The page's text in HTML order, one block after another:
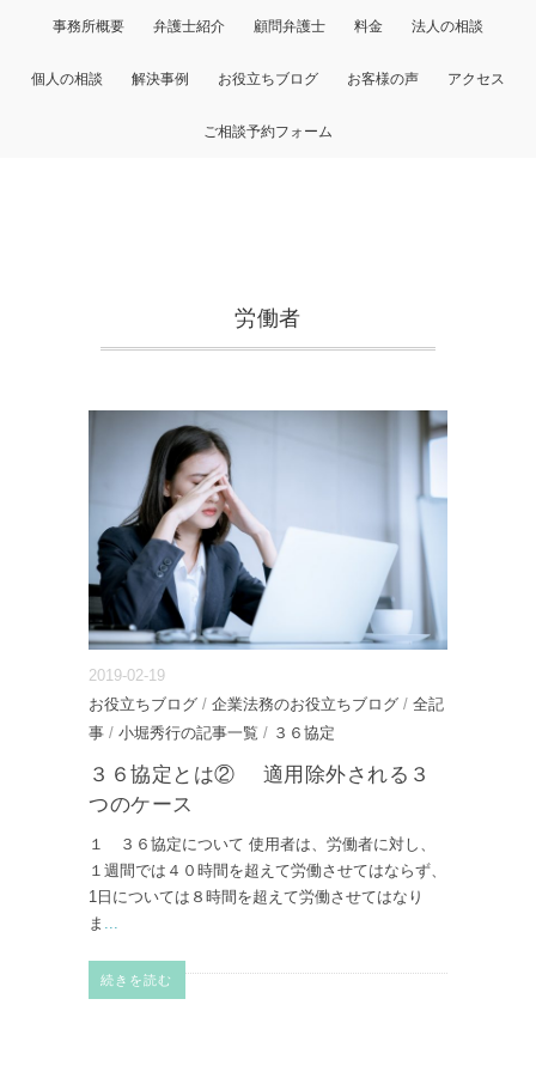
事務所概要 弁護士紹介 顧問弁護士 料金 法人の相談
個人の相談 解決事例 お役立ちブログ お客様の声 アクセス
ご相談予約フォーム
労働者
2019-02-19
お役立ちブログ / 企業法務のお役立ちブログ / 全記
事 / 小堀秀行の記事一覧 / ３６協定
３６協定とは② 適用除外される３
つのケース
１ ３６協定について 使用者は、労働者に対し、
１週間では４０時間を超えて労働させてはならず、
1日については８時間を超えて労働させてはなり
ま ...
続きを読む